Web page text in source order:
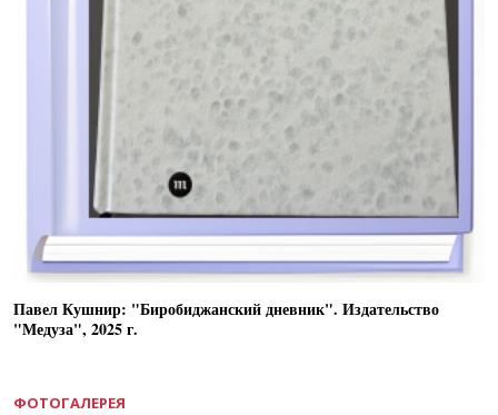
Павел Кушнир: "Биробиджанский дневник". Издательство
"Медуза", 2025 г.
ФОТОГАЛЕРЕЯ